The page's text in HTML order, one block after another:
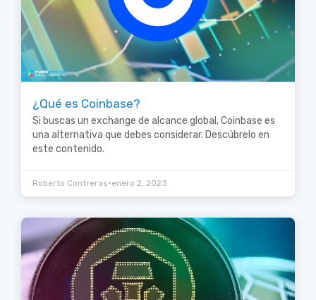
¿Qué es Coinbase?
Si buscas un exchange de alcance global, Coinbase es
una alternativa que debes considerar. Descúbrelo en
este contenido.
Roberto Contreras•enero 2, 2023